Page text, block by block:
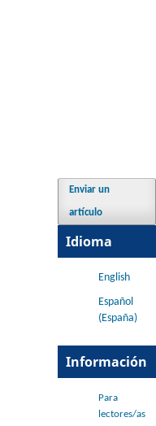
Enviar un
artículo
Idioma
English
Español
(España)
Información
Para
lectores/as